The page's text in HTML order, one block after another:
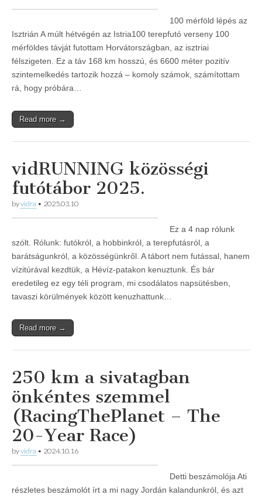
100 mérföld lépés az
Isztrián A múlt hétvégén az Istria100 terepfutó verseny 100
mérföldes távját futottam Horvátországban, az isztriai
félszigeten. Ez a táv 168 km hosszú, és 6600 méter pozitív
szintemelkedés tartozik hozzá – komoly számok, számítottam
rá, hogy próbára…
Read more →
vidRUNNING közösségi
futótábor 2025.
byvidra • 2025.03.10
Ez a 4 nap rólunk
szólt. Rólunk: futókról, a hobbinkról, a terepfutásról, a
barátságunkról, a közösségünkről. A tábort nem futással, hanem
vízitúrával kezdtük, a Hévíz-patakon kenuztunk. És bár
eredetileg ez egy téli program, mi csodálatos napsütésben,
tavaszi körülmények között kenuzhattunk…
Read more →
250 km a sivatagban
önkéntes szemmel
(RacingThePlanet – The
20-Year Race)
byvidra • 2024.10.16
Detti beszámolója Ati
részletes beszámolót írt a mi nagy Jordán kalandunkról, és azt